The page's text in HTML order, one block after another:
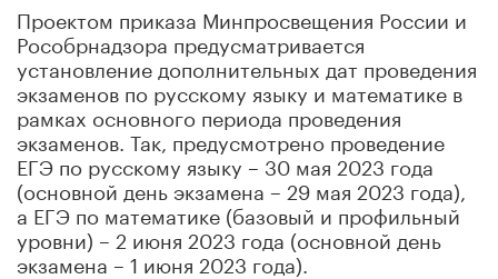
Проектом приказа Минпросвещения России и
Рособрнадзора предусматривается
установление дополнительных дат проведения
экзаменов по русскому языку и математике в
рамках основного периода проведения
экзаменов. Так, предусмотрено проведение
ЕГЭ по русскому языку – 30 мая 2023 года
(основной день экзамена – 29 мая 2023 года),
а ЕГЭ по математике (базовый и профильный
уровни) – 2 июня 2023 года (основной день
экзамена – 1 июня 2023 года).